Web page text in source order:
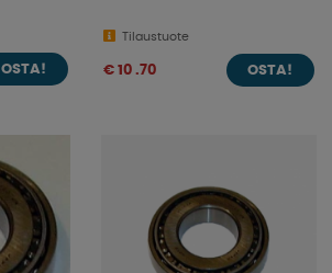
OSTA!
Tilaustuote
€ 10 .70 OSTA!